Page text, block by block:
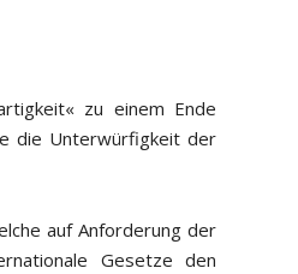
zu einem Ende
die Unterwürfigkeit der
auf Anforderung der
Gesetze den